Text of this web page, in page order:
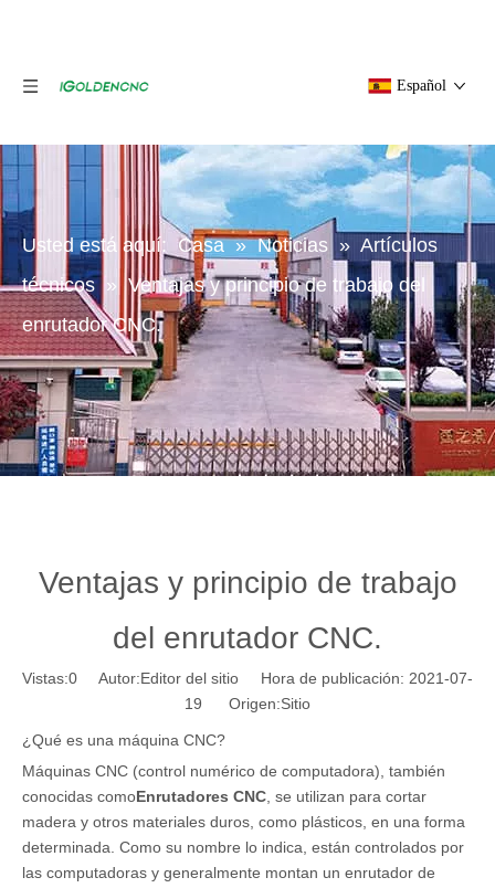
Español
Usted está aquí: Casa » Noticias » Artículos
técnicos » Ventajas y principio de trabajo del
enrutador CNC.
Ventajas y principio de trabajo
del enrutador CNC.
Vistas:0 Autor:Editor del sitio Hora de publicación: 2021-07-
19 Origen:Sitio
¿Qué es una máquina CNC?
Máquinas CNC (control numérico de computadora), también
conocidas comoEnrutadores CNC , se utilizan para cortar
madera y otros materiales duros, como plásticos, en una forma
determinada. Como su nombre lo indica, están controlados por
las computadoras y generalmente montan un enrutador de